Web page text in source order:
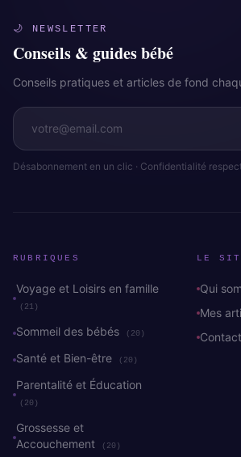
🌙 NEWSLETTER
Conseils & guides bébé
Conseils pratiques et articles de fond
Désabonnement en un clic · Confidentialité
RUBRIQUES
Voyage et Loisirs en famille
(21)
Sommeil des bébés (20)
Santé et Bien-être (20)
Parentalité et Éducation
(20)
Grossesse et
Accouchement
(20)
LE
Qui
Mes
Contact